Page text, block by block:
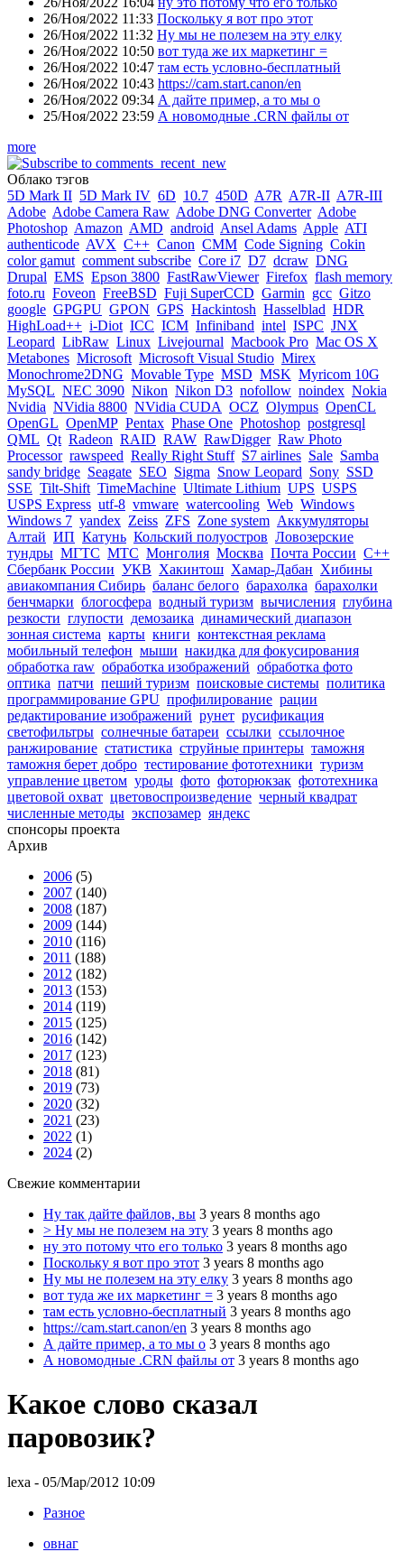
26/Ноя/2022 11:33 Поскольку я вот про этот
26/Ноя/2022 11:32 Ну мы не полезем на эту елку
26/Ноя/2022 10:50 вот туда же их маркетинг =
26/Ноя/2022 10:47 там есть условно-бесплатный
26/Ноя/2022 10:43 https://cam.start.canon/en
26/Ноя/2022 09:34 А дайте пример, а то мы о
25/Ноя/2022 23:59 А новомодные .CRN файлы от
more
Облако тэгов
5D Mark II 5D Mark IV 6D 10.7 450D A7R A7R-II A7R-III
Adobe Adobe Camera Raw Adobe DNG Converter Adobe
Photoshop Amazon AMD android Ansel Adams Apple ATI
authenticode AVX C++ Canon CMM Code Signing Cokin
color gamut comment subscribe Core i7 D7 dcraw DNG
Drupal EMS Epson 3800 FastRawViewer Firefox flash memory
foto.ru Foveon FreeBSD Fuji SuperCCD Garmin gcc Gitzo
google GPGPU GPON GPS Hackintosh Hasselblad HDR
HighLoad++ i-Diot ICC ICM Infiniband intel ISPC JNX
Leopard LibRaw Linux Livejournal Macbook Pro Mac OS X
Metabones Microsoft Microsoft Visual Studio Mirex
Monochrome2DNG Movable Type MSD MSK Myricom 10G
MySQL NEC 3090 Nikon Nikon D3 nofollow noindex Nokia
Nvidia NVidia 8800 NVidia CUDA OCZ Olympus OpenCL
OpenGL OpenMP Pentax Phase One Photoshop postgresql
QML Qt Radeon RAID RAW RawDigger Raw Photo
Processor rawspeed Really Right Stuff S7 airlines Sale Samba
sandy bridge Seagate SEO Sigma Snow Leopard Sony SSD
SSE Tilt-Shift TimeMachine Ultimate Lithium UPS USPS
USPS Express utf-8 vmware watercooling Web Windows
Windows 7 yandex Zeiss ZFS Zone system Аккумуляторы
Алтай ИП Катунь Кольский полуостров Ловозерские
тундры МГТС МТС Монголия Москва Почта России С++
Сбербанк России УКВ Хакинтош Хамар-Дабан Хибины
авиакомпания Сибирь баланс белого барахолка барахолки
бенчмарки блогосфера водный туризм вычисления глубина
резкости глупости демозаика динамический диапазон
зонная система карты книги контекстная реклама
мобильный телефон мыши накидка для фокусирования
обработка raw обработка изображений обработка фото
оптика патчи пеший туризм поисковые системы политика
программирование GPU профилирование рации
редактирование изображений рунет русификация
светофильтры солнечные батареи ссылки ссылочное
ранжирование статистика струйные принтеры таможня
таможня берет добро тестирование фототехники туризм
управление цветом уроды фото фоторюкзак фототехника
цветовой охват цветовоспроизведение черный квадрат
численные методы экспозамер яндекс
спонсоры проекта
Архив
2006 (5)
2007 (140)
2008 (187)
2009 (144)
2010 (116)
2011 (188)
2012 (182)
2013 (153)
2014 (119)
2015 (125)
2016 (142)
2017 (123)
2018 (81)
2019 (73)
2020 (32)
2021 (23)
2022 (1)
2024 (2)
Свежие комментарии
Ну так дайте файлов, вы 3 years 8 months ago
> Ну мы не полезем на эту 3 years 8 months ago
ну это потому что его только 3 years 8 months ago
Поскольку я вот про этот 3 years 8 months ago
Ну мы не полезем на эту елку 3 years 8 months ago
вот туда же их маркетинг = 3 years 8 months ago
там есть условно-бесплатный 3 years 8 months ago
https://cam.start.canon/en 3 years 8 months ago
А дайте пример, а то мы о 3 years 8 months ago
А новомодные .CRN файлы от 3 years 8 months ago
Какое слово сказал
паровозик?
lexa - 05/Мар/2012 10:09
Разное
овнаг